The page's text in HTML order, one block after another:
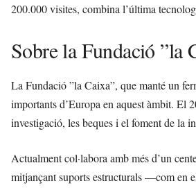
200.000 visites, combina l’última
Sobre la Fundació ”la
La Fundació ”la Caixa”, que manté un
importants d’Europa en aquest àmbit. El
investigació, les beques i el foment de la
Actualment col·labora amb més d’un
mitjançant suports estructurals —com en